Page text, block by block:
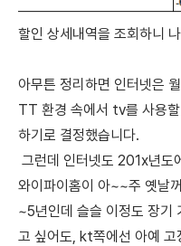
할인 상세내역을 조회하니
아무튼 정리하면 인터넷은
TT 환경 속에서 tv를 사용
하기로 결정했습니다.
그런데 인터넷도 201x년도
와이파이홈이 아~~주 옛날
~5년인데 슬슬 이정도 장기
고 싶어도, kt쪽에선 아예 고